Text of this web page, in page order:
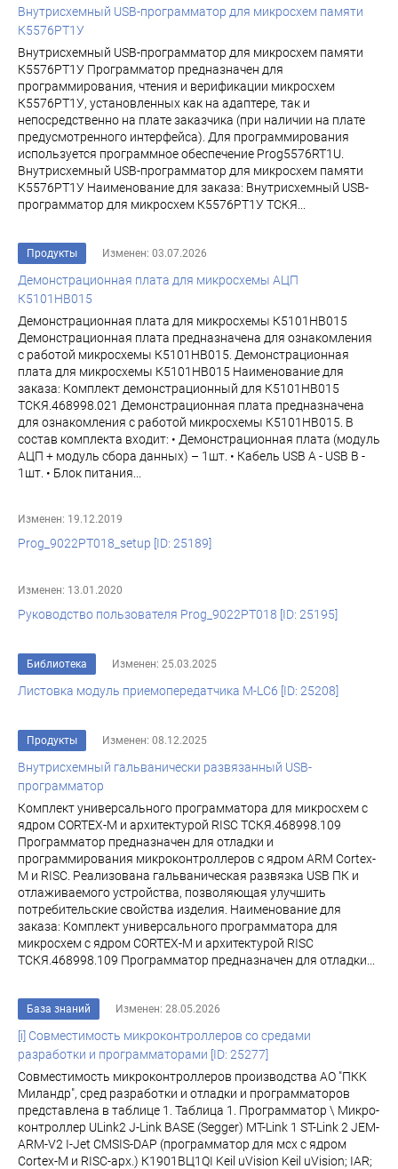
Внутрисхемный USB-программатор для микросхем памяти
К5576РТ1У
Внутрисхемный USB-программатор для микросхем памяти
К5576РТ1У Программатор предназначен для
программирования, чтения и верификации микросхем
К5576РТ1У, установленных как на адаптере, так и
непосредственно на плате заказчика (при наличии на плате
предусмотренного интерфейса). Для программирования
используется программное обеспечение Prog5576RT1U.
Внутрисхемный USB-программатор для микросхем памяти
К5576РТ1У Наименование для заказа: Внутрисхемный USB-
программатор для микросхем К5576РТ1У ТСКЯ...
Продукты Изменен: 03.07.2026
Демонстрационная плата для микросхемы АЦП
К5101НВ015
Демонстрационная плата для микросхемы К5101НВ015
Демонстрационная плата предназначена для ознакомления
с работой микросхемы К5101НВ015. Демонстрационная
плата для микросхемы К5101НВ015 Наименование для
заказа: Комплект демонстрационный для К5101НВ015
ТСКЯ.468998.021 Демонстрационная плата предназначена
для ознакомления с работой микросхемы К5101НВ015. В
состав комплекта входит: • Демонстрационная плата (модуль
АЦП + модуль сбора данных) – 1шт. • Кабель USB A - USB B -
1шт. • Блок питания...
Изменен: 19.12.2019
Prog_9022PT018_setup [ID: 25189]
Изменен: 13.01.2020
Руководство пользователя Prog_9022PT018 [ID: 25195]
Библиотека Изменен: 25.03.2025
Листовка модуль приемопередатчика M-LC6 [ID: 25208]
Продукты Изменен: 08.12.2025
Внутрисхемный гальванически развязанный USB-
программатор
Комплект универсального программатора для микросхем с
ядром CORTEX-M и архитектурой RISC ТСКЯ.468998.109
Программатор предназначен для отладки и
программирования микроконтроллеров с ядром ARM Cortex-
M и RISC. Реализована гальваническая развязка USB ПК и
отлаживаемого устройства, позволяющая улучшить
потребительские свойства изделия. Наименование для
заказа: Комплект универсального программатора для
микросхем с ядром CORTEX-M и архитектурой RISC
ТСКЯ.468998.109 Программатор предназначен для отладки...
База знаний Изменен: 28.05.2026
[i] Совместимость микроконтроллеров со средами
разработки и программаторами [ID: 25277]
Совместимость микроконтроллеров производства АО "ПКК
Миландр", сред разработки и отладки и программаторов
представлена в таблице 1. Таблица 1. Программатор \ Микро-
контроллер ULink2 J-Link BASE (Segger) MT-Link 1 ST-Link 2 JEM-
ARM-V2 I-Jet CMSIS-DAP (программатор для мсх с ядром
Cortex-M и RISC-арх.) К1901ВЦ1QI Keil uVision Keil uVision; IAR;